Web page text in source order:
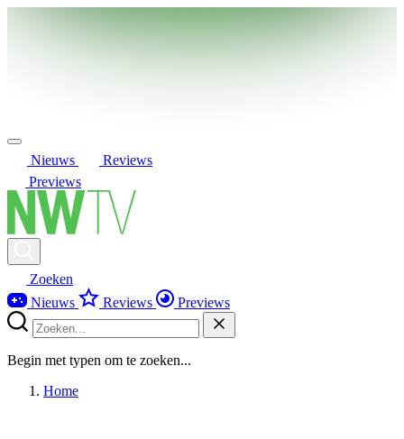
Nieuws
Reviews
Previews
Zoeken
Nieuws
Reviews Previews
Begin met typen om te zoeken...
Home